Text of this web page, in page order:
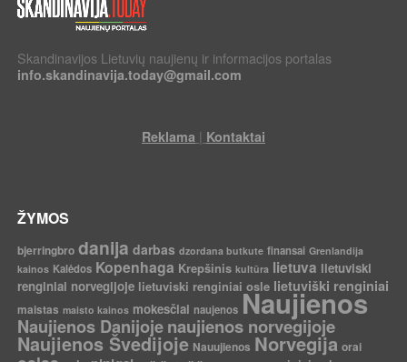
Skandinavijos Lietuvių naujienų ir informacijos portalas
info.skandinavija.today@gmail.com
Reklama| Kontaktai
ŽYMOS
bjerringbro danija darbas dzordana butkute finansai Grenlandija
kainos Kalėdos Kopenhaga Krepšinis kultūra lietuva lietuviski
renginiai norvegijoje lietuviski renginiai osle lietuviški renginiai
maistas maisto kainos mokesčiai naujenos Naujienos
Naujienos Danijojenaujienos norvegijoje
Naujienos Švedijoje Nauujienos Norvegija orai